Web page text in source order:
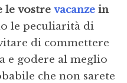
le vostre vacanze in
le peculiarità di
di commettere
e godere al meglio
che non sarete